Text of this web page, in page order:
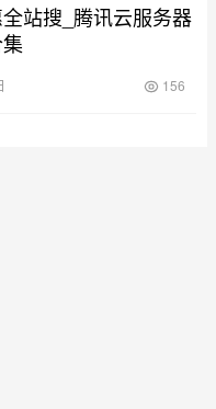
站搜_腾讯云服务器
156